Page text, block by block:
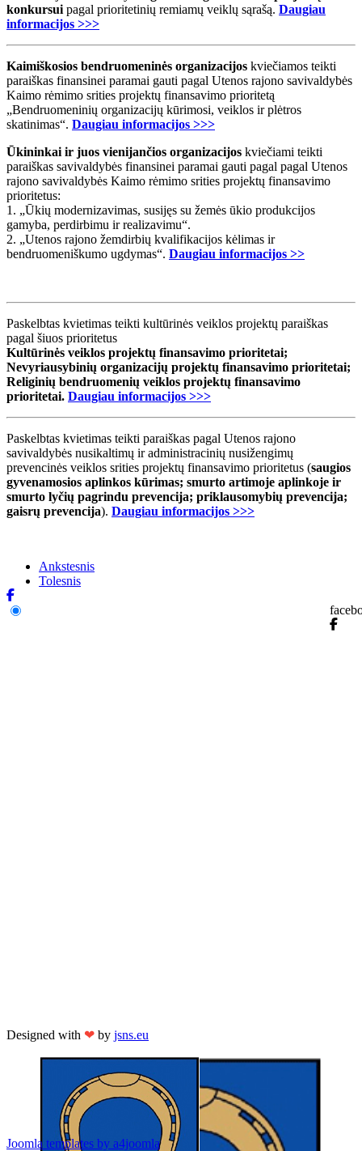
konkursui pagal prioritetinių remiamų veiklų sąrašą. Daugiau
informacijos >>>
Kaimiškosios bendruomeninės organizacijos kviečiamos teikti
paraiškas finansinei paramai gauti pagal Utenos rajono savivaldybės
Kaimo rėmimo srities projektų finansavimo prioritetą
„Bendruomeninių organizacijų kūrimosi, veiklos ir plėtros
skatinimas“. Daugiau informacijos >>>
Ūkininkai ir juos vienijančios organizacijos kviečiami teikti
paraiškas savivaldybės finansinei paramai gauti pagal pagal Utenos
rajono savivaldybės Kaimo rėmimo srities projektų finansavimo
prioritetus:
1. „Ūkių modernizavimas, susijęs su žemės ūkio produkcijos
gamyba, perdirbimu ir realizavimu“.
2. „Utenos rajono žemdirbių kvalifikacijos kėlimas ir
bendruomeniškumo ugdymas“. Daugiau informacijos >>
Paskelbtas kvietimas teikti kultūrinės veiklos projektų paraiškas
pagal šiuos prioritetus
Kultūrinės veiklos projektų finansavimo prioritetai;
Nevyriausybinių organizacijų projektų finansavimo prioritetai;
Religinių bendruomenių veiklos projektų finansavimo
prioritetai. Daugiau informacijos >>>
Paskelbtas kvietimas teikti paraiškas pagal Utenos rajono
savivaldybės nusikaltimų ir administracinių nusižengimų
prevencinės veiklos srities projektų finansavimo prioritetus (saugios
gyvenamosios aplinkos kūrimas; smurto artimoje aplinkoje ir
smurto lyčių pagrindu prevencija; priklausomybių prevencija;
gaisrų prevencija). Daugiau informacijos >>>
Ankstesnis
Tolesnis
Designed with ❤ by jsns.eu
Joomla templates by a4joomla